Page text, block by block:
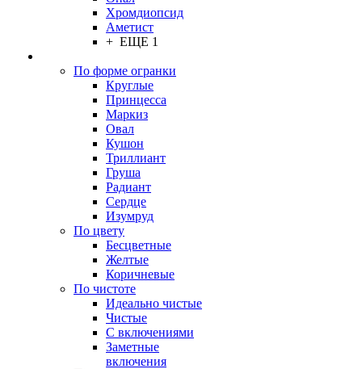
Хромдиопсид
Аметист
+ ЕЩЕ 1
По форме огранки
Круглые
Принцесса
Маркиз
Овал
Кушон
Триллиант
Груша
Радиант
Сердце
Изумруд
По цвету
Бесцветные
Желтые
Коричневые
По чистоте
Идеально чистые
Чистые
С включениями
Заметные
включения